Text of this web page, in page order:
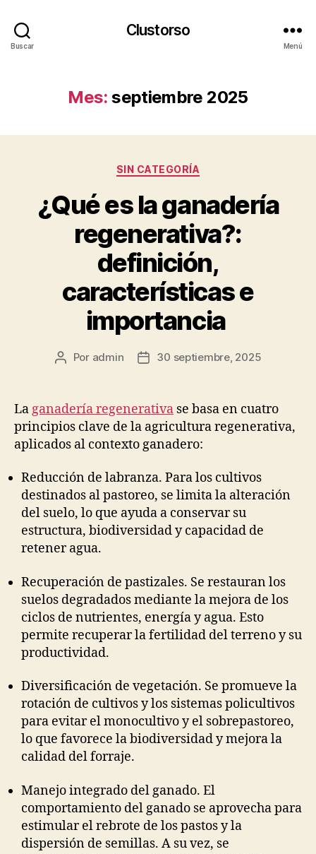
Buscar
Clustorso
Menú
Mes: septiembre 2025
Categorías
SIN CATEGORÍA
¿Qué es la ganadería
regenerativa?:
definición,
características e
importancia
Autor
publicación
Por admin
Fecha
publicación
30 septiembre, 2025
La ganadería regenerativa se basa en cuatro
principios clave de la agricultura regenerativa,
aplicados al contexto ganadero:
Reducción de labranza. Para los cultivos
destinados al pastoreo, se limita la alteración
del suelo, lo que ayuda a conservar su
estructura, biodiversidad y capacidad de
retener agua.
Recuperación de pastizales. Se restauran los
suelos degradados mediante la mejora de los
ciclos de nutrientes, energía y agua. Esto
permite recuperar la fertilidad del terreno y su
productividad.
Diversificación de vegetación. Se promueve la
rotación de cultivos y los sistemas policultivos
para evitar el monocultivo y el sobrepastoreo,
lo que favorece la biodiversidad y mejora la
calidad del forraje.
Manejo integrado del ganado. El
comportamiento del ganado se aprovecha para
estimular el rebrote de los pastos y la
dispersión de semillas. A su vez, se